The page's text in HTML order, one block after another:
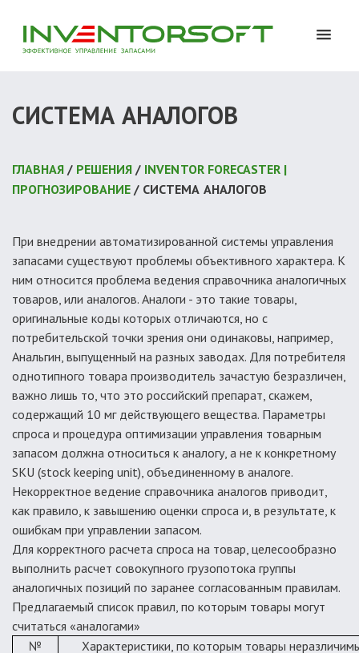
СИСТЕМА АНАЛОГОВ
ГЛАВНАЯ / РЕШЕНИЯ / INVENTOR FORECASTER |
ПРОГНОЗИРОВАНИЕ / СИСТЕМА АНАЛОГОВ
При внедрении автоматизированной системы управления
запасами существуют проблемы объективного характера. К
ним относится проблема ведения справочника аналогичных
товаров, или аналогов. Аналоги - это такие товары,
оригинальные коды которых отличаются, но с
потребительской точки зрения они одинаковы, например,
Анальгин, выпущенный на разных заводах. Для потребителя
однотипного товара производитель зачастую безразличен,
важно лишь то, что это российский препарат, скажем,
содержащий 10 мг действующего вещества. Параметры
спроса и процедура оптимизации управления товарным
запасом должна относиться к аналогу, а не к конкретному
SKU (stock keeping unit), объединенному в аналоге.
Некорректное ведение справочника аналогов приводит,
как правило, к завышению оценки спроса и, в результате, к
ошибкам при управлении запасом.
Для корректного расчета спроса на товар, целесообразно
выполнить расчет совокупного грузопотока группы
аналогичных позиций по заранее согласованным правилам.
Предлагаемый список правил, по которым товары могут
считаться «аналогами»
№
Характеристики, по которым товары